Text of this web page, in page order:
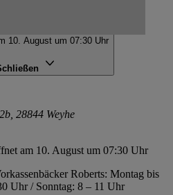
10. August um 07:30 Uhr
28844 Weyhe
am 10. August um 07:30 Uhr
Roberts: Montag bis
Uhr / Sonntag: 8 – 11 Uhr